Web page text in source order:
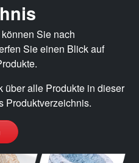
Sie nach
Sie einen Blick auf
über alle Produkte in dieser
Produktverzeichnis.